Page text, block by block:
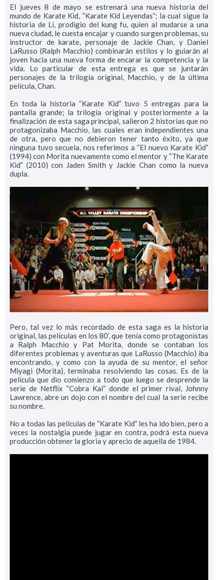
El jueves 8 de mayo se estrenará una nueva historia del
mundo de Karate Kid, “Karate Kid Leyendas”; la cual sigue la
historia de Li, prodigio del kung fu, quien al mudarse a una
nueva ciudad, le cuesta encajar y cuando surgen problemas, su
instructor de karate, personaje de Jackie Chan, y Daniel
LaRusso (Ralph Macchio) combinarán estilos y lo guiarán al
joven hacia una nueva forma de encarar la competencia y la
vida. Lo particular de esta entrega es que se juntarán
personajes de la trilogía original, Macchio, y de la última
película, Chan.
En toda la historia “Karate Kid” tuvo 5 entregas para la
pantalla grande; la trilogía original y posteriormente a la
finalización de esta saga principal, salieron 2 historias que no
protagonizaba Macchio, las cuales eran independientes una
de otra, pero que no debieron tener tanto éxito, ya que
ninguna tuvo secuela, nos referimos a “El nuevo Karate Kid”
(1994) con Morita nuevamente como el mentor y “The Karate
Kid” (2010) con Jaden Smith y Jackie Chan como la nueva
dupla.
Pero, tal vez lo más recordado de esta saga es la historia
original, las películas en los 80’, que tenía como protagonistas
a Ralph Macchio y Pat Morita, donde se contaban los
diferentes problemas y aventuras que LaRusso (Macchio) iba
encontrando, y como con la ayuda de su mentor, el señor
Miyagi (Morita), terminaba resolviendo las cosas. Es de la
película que dio comienzo a todo que luego se desprende la
serie de Netflix “Cobra Kai” donde el primer rival, Johnny
Lawrence, abre un dojo con el nombre del cual la serie recibe
su nombre.
No a todas las películas de “Karate Kid” les ha ido bien, pero a
veces la nostalgia puede jugar en contra, podrá esta nueva
producción obtener la gloria y aprecio de aquella de 1984.